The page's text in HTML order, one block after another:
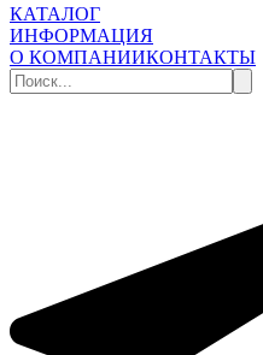
КАТАЛОГ
ИНФОРМАЦИЯ
О КОМПАНИИКОНТАКТЫ